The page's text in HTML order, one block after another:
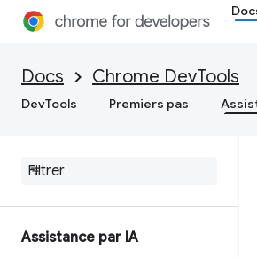
Docs Chrome DevTools
DevTools Premiers pas
Assistance par IA